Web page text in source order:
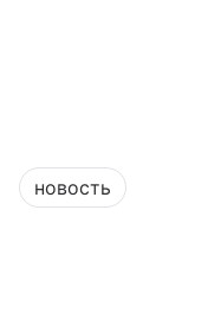
новость